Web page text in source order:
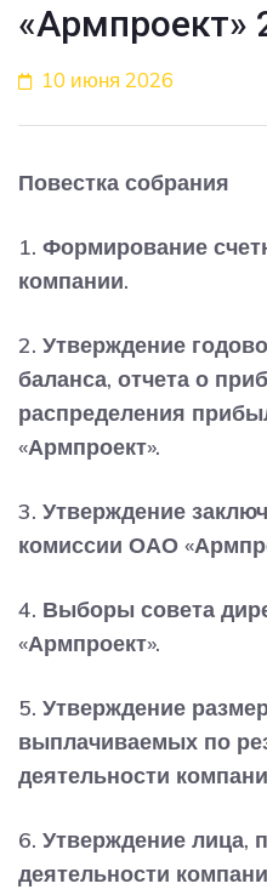
«Армпроект»
10 июня 2026
Повестка собрания
1. Формирование
компании.
2. Утверждение
баланса, отчета о
распределения
«Армпроект».
3. Утверждение
комиссии ОАО
4. Выборы совета
«Армпроект».
5. Утверждение
выплачиваемых по
деятельности
6. Утверждение лица,
деятельности